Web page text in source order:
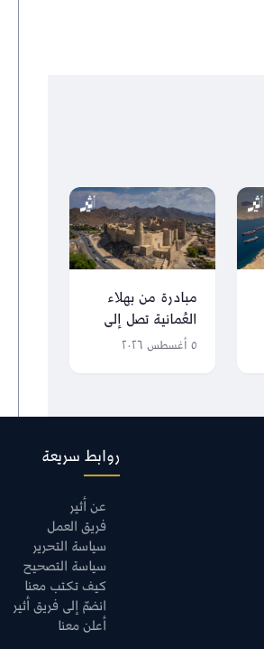
مبادرة من بهلاء
العُمانية تصل إلى
العالمية
٥ أغسطس ٢٠٢٦
روابط سريعة
عن أثير
فريق العمل
سياسة التحرير
سياسة التصحيح
كيف تكتب معنا
انضمّ إلى فريق أثير
أعلن معنا